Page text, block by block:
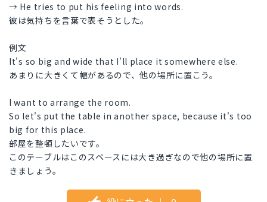
→ He tries to put his feeling into words.
彼は気持ちを言葉で表そうとした。
例文
It's so big and wide that I'll place it somewhere else.
あまりに大きくて幅があるので、他の場所に置こう。
I want to arrange the room.
So let's put the table in another space, because it's too
big for this place.
部屋を整頓したいです。
このテーブルはこのスペースには大き過ぎなので他の場所に置
きましょう。